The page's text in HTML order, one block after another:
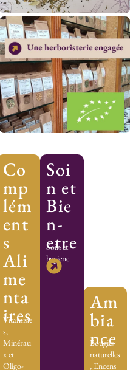
Co
mp
lém
ent
s
Ali
me
nta
ires
Vitamine
s,
Minérau
x et
Oligo-
Soi
n et
Bie
n-
etre
Soin et
hygiene
Am
bia
nce
Bougies
naturelles
, Encens